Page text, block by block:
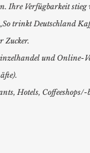
Ihre Verfügbarkeit
trinkt Deutschland
Zucker.
und Online-
Hotels,